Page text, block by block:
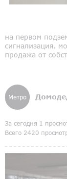
на первом
сигнализация.
продажа от
Метро
За сегодня 1
Всего 2420